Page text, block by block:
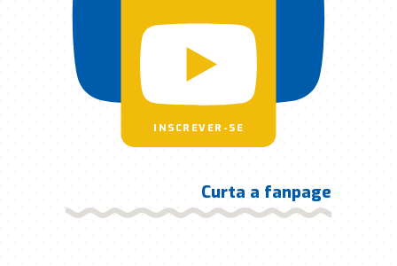
INSCREVER-SE
Curta a fanpage